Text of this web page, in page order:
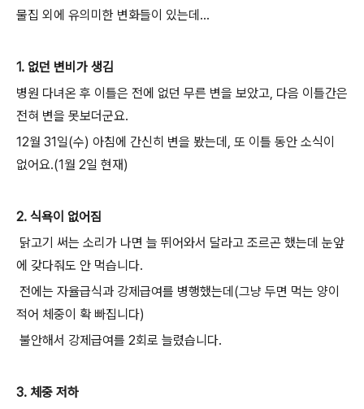
물집 외에 유의미한 변화들이 있는데...
1. 없던 변비가 생김
병원 다녀온 후 이틀은 전에 없던 무른 변을 보았고, 다음 이틀간은
전혀 변을 못보더군요.
12월 31일(수) 아침에 간신히 변을 봤는데, 또 이틀 동안 소식이
없어요.(1월 2일 현재)
2. 식욕이 없어짐
닭고기 써는 소리가 나면 늘 뛰어와서 달라고 조르곤 했는데 눈앞
에 갖다줘도 안 먹습니다.
전에는 자율급식과 강제급여를 병행했는데(그냥 두면 먹는 양이
적어 체중이 확 빠집니다)
불안해서 강제급여를 2회로 늘렸습니다.
3. 체중 저하